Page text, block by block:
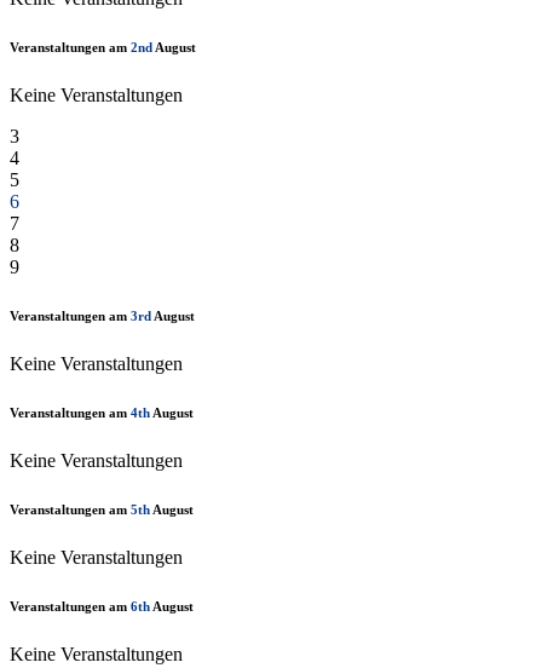
Veranstaltungen am 2nd August
Keine Veranstaltungen
3
4
5
6
7
8
9
Veranstaltungen am 3rd August
Keine Veranstaltungen
Veranstaltungen am 4th August
Keine Veranstaltungen
Veranstaltungen am 5th August
Keine Veranstaltungen
Veranstaltungen am 6th August
Keine Veranstaltungen